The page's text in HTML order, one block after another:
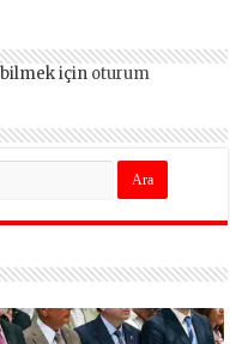
için oturum